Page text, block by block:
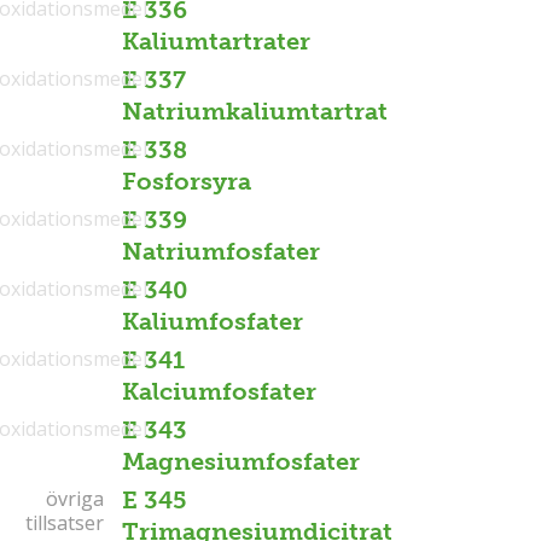
E 336
Kaliumtartrater
E 337
Natriumkaliumtartrat
E 338
Fosforsyra
E 339
Natriumfosfater
E 340
Kaliumfosfater
E 341
Kalciumfosfater
E 343
Magnesiumfosfater
E 345
Trimagnesiumdicitrat
övriga
tillsatser
övriga
tillsatser